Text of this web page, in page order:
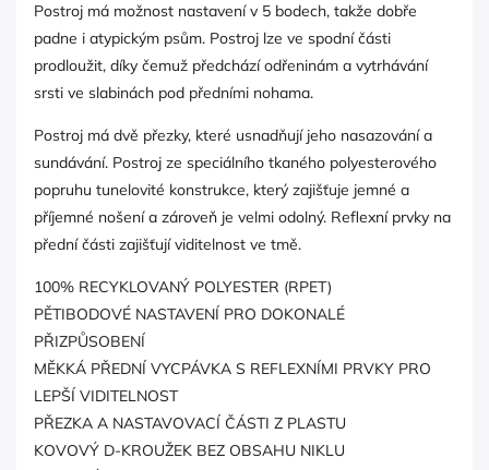
Postroj má možnost nastavení v 5 bodech, takže dobře
padne i atypickým psům. Postroj lze ve spodní části
prodloužit, díky čemuž předchází odřeninám a vytrhávání
srsti ve slabinách pod předními nohama.
Postroj má dvě přezky, které usnadňují jeho nasazování a
sundávání. Postroj ze speciálního tkaného polyesterového
popruhu tunelovité konstrukce, který zajišťuje jemné a
příjemné nošení a zároveň je velmi odolný. Reflexní prvky na
přední části zajišťují viditelnost ve tmě.
100% RECYKLOVANÝ POLYESTER (RPET)
PĚTIBODOVÉ NASTAVENÍ PRO DOKONALÉ
PŘIZPŮSOBENÍ
MĚKKÁ PŘEDNÍ VYCPÁVKA S REFLEXNÍMI PRVKY PRO
LEPŠÍ VIDITELNOST
PŘEZKA A NASTAVOVACÍ ČÁSTI Z PLASTU
KOVOVÝ D-KROUŽEK BEZ OBSAHU NIKLU